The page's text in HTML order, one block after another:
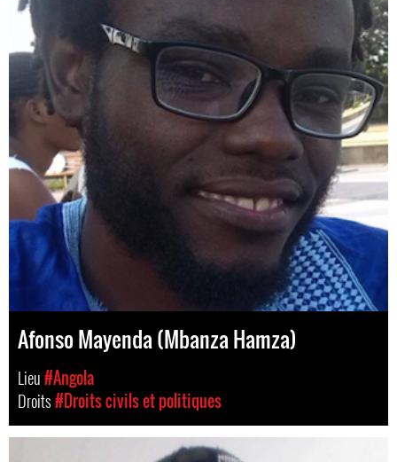
Afonso Mayenda (Mbanza Hamza)
Lieu#Angola
Droits#Droits civils et politiques